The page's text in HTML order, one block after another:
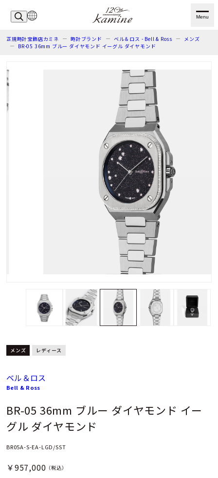
Menu
正規時計宝飾店カミネ 時計ブランド ベル＆ロス - Bell & Ross
メンズ
BR-05 36mm ブルー ダイヤモンド イーグル ダイヤモンド
メンズ レディース
ベル＆ロス
Bell & Ross
BR-05 36mm ブルー ダイヤモンド イー
グル ダイヤモンド
BR05A-S-EA-LGD/SST
￥957,000 （税込）